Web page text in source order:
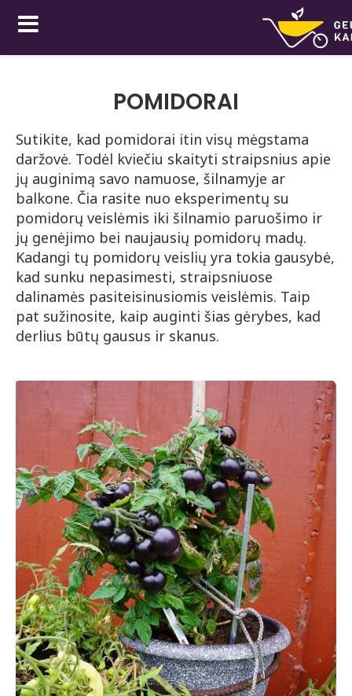
POMIDORAI
Sutikite, kad pomidorai itin visų mėgstama
daržovė. Todėl kviečiu skaityti straipsnius apie
jų auginimą savo namuose, šilnamyje ar
balkone. Čia rasite nuo eksperimentų su
pomidorų veislėmis iki šilnamio paruošimo ir
jų genėjimo bei naujausių pomidorų madų.
Kadangi tų pomidorų veislių yra tokia gausybė,
kad sunku nepasimesti, straipsniuose
dalinamės pasiteisinusiomis veislėmis. Taip
pat sužinosite, kaip auginti šias gėrybes, kad
derlius būtų gausus ir skanus.